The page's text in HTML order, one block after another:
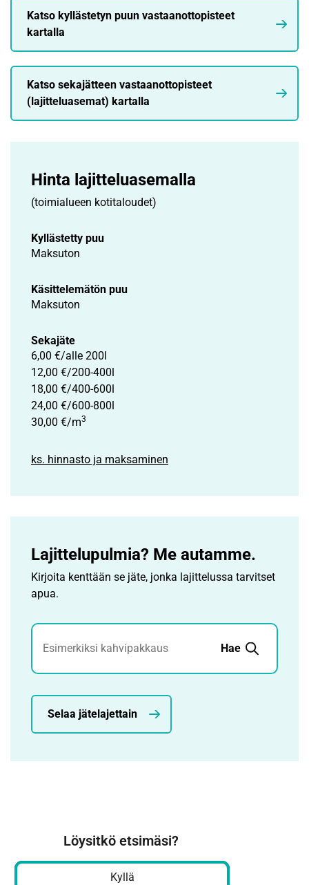
Katso kyllästetyn puun vastaanottopisteet
kartalla
Katso sekajätteen vastaanottopisteet
(lajitteluasemat) kartalla
Hinta lajittelu­asemalla
(toimialueen kotitaloudet)
Kyllästetty puu
Maksuton
Käsittelemätön puu
Maksuton
Sekajäte
6,00 €/alle 200l
12,00 €/200-400l
18,00 €/400-600l
24,00 €/600-800l
30,00 €/m3
ks. hinnasto ja maksaminen
Lajittelupulmia? Me autamme.
Kirjoita kenttään se jäte, jonka lajittelussa tarvitset
apua.
Jätehaku
Hae
Selaa jätelajettain
Löysitkö etsimäsi?
Kyllä